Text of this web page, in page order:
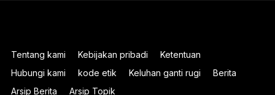
Tentang kami Kebijakan pribadi
Ketentuan
Hubungi kami
kode etik Keluhan ganti rugi
Berita
Arsip Berita
Arsip Topik